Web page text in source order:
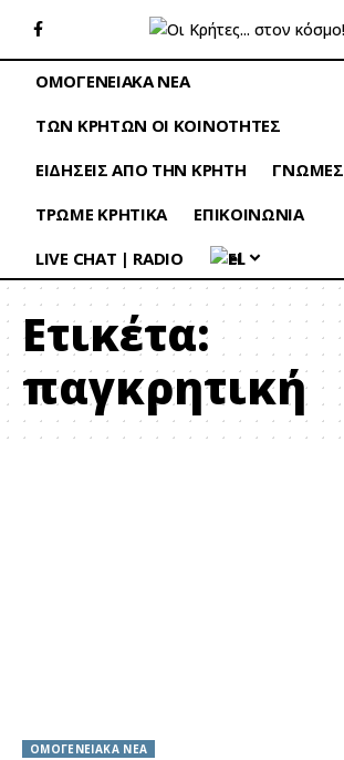
ΟΜΟΓΕΝΕΙΑΚΑ ΝΕΑ
ΤΩΝ ΚΡΗΤΩΝ ΟΙ ΚΟΙΝΟΤΗΤΕΣ
ΕΙΔΗΣΕΙΣ ΑΠΟ ΤΗΝ ΚΡΗΤΗ
ΓΝΩΜΕΣ
ΤΡΩΜΕ ΚΡΗΤΙΚΑ
ΕΠΙΚΟΙΝΩΝΙΑ
LIVE CHAT | RADIO
EL
Ετικέτα:
παγκρητική
ΟΜΟΓΕΝΕΙΑΚΑ ΝΕΑ